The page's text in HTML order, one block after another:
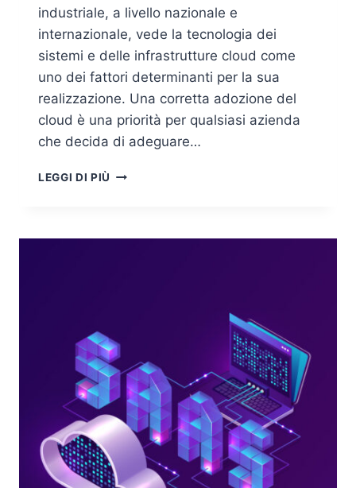
industriale, a livello nazionale e
internazionale, vede la tecnologia dei
sistemi e delle infrastrutture cloud come
uno dei fattori determinanti per la sua
realizzazione. Una corretta adozione del
cloud è una priorità per qualsiasi azienda
che decida di adeguare…
LEGGI DI PIÙ PORTABILITÀ
LE
CONDOTTA
SWIPO